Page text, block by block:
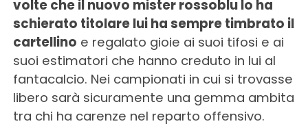
volte che il nuovo mister rossoblu lo ha
schierato titolare lui ha sempre timbrato il
cartellino e regalato gioie ai suoi tifosi e ai
suoi estimatori che hanno creduto in lui al
fantacalcio. Nei campionati in cui si trovasse
libero sarà sicuramente una gemma ambita
tra chi ha carenze nel reparto offensivo.